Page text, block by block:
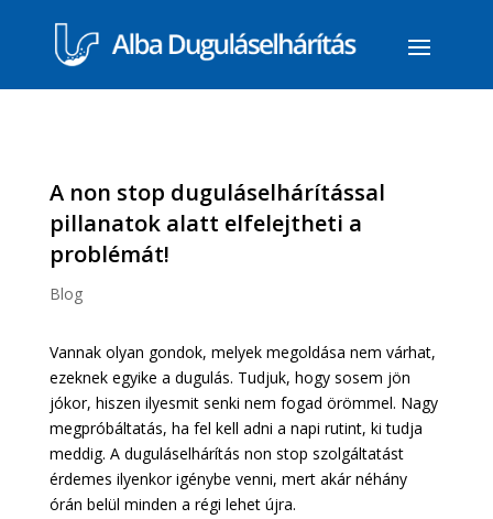
A non stop duguláselhárítással
pillanatok alatt elfelejtheti a
problémát!
Blog
Vannak olyan gondok, melyek megoldása nem várhat,
ezeknek egyike a dugulás. Tudjuk, hogy sosem jön
jókor, hiszen ilyesmit senki nem fogad örömmel. Nagy
megpróbáltatás, ha fel kell adni a napi rutint, ki tudja
meddig. A duguláselhárítás non stop szolgáltatást
érdemes ilyenkor igénybe venni, mert akár néhány
órán belül minden a régi lehet újra.